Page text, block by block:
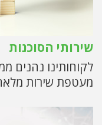
שירותי הסוכנות
לקוחותינו נהנים
מעטפת שירות